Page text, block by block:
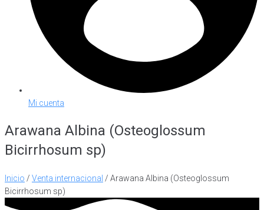
Mi cuenta
Arawana Albina (Osteoglossum
Bicirrhosum sp)
Inicio / Venta internacional / Arawana Albina (Osteoglossum
Bicirrhosum sp)